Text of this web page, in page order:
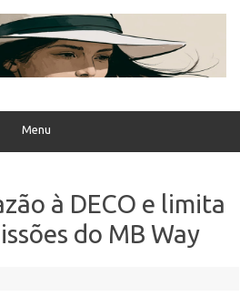
Menu
à DECO e limita
do MB Way